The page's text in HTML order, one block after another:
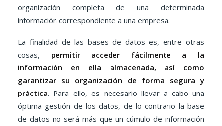
organización completa de una determinada
información correspondiente a una empresa.
La finalidad de las bases de datos es, entre otras
cosas, permitir acceder fácilmente a la
información en ella almacenada, así como
garantizar su organización de forma segura y
práctica. Para ello, es necesario llevar a cabo una
óptima gestión de los datos, de lo contrario la base
de datos no será más que un cúmulo de información